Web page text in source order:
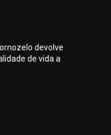
devolve
de vida a